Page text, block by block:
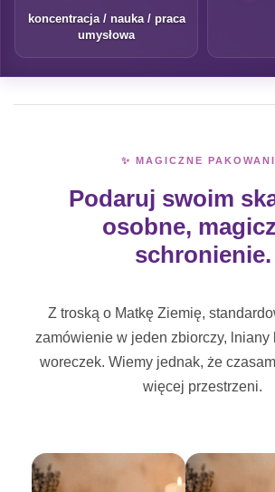
koncentracja / nauka / praca
umysłowa
✨ MAGICZNE
Podaruj swoim
osobne,
schronienie.
Z troską o Matkę Ziemię,
zamówienie w jeden zbiorczy, lniany
woreczek. Wiemy jednak, że
więcej przestrzeni.